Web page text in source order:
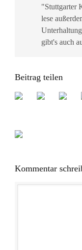
"Stuttgarter
lese
gibt's auch
Beitrag teilen
Kommentar